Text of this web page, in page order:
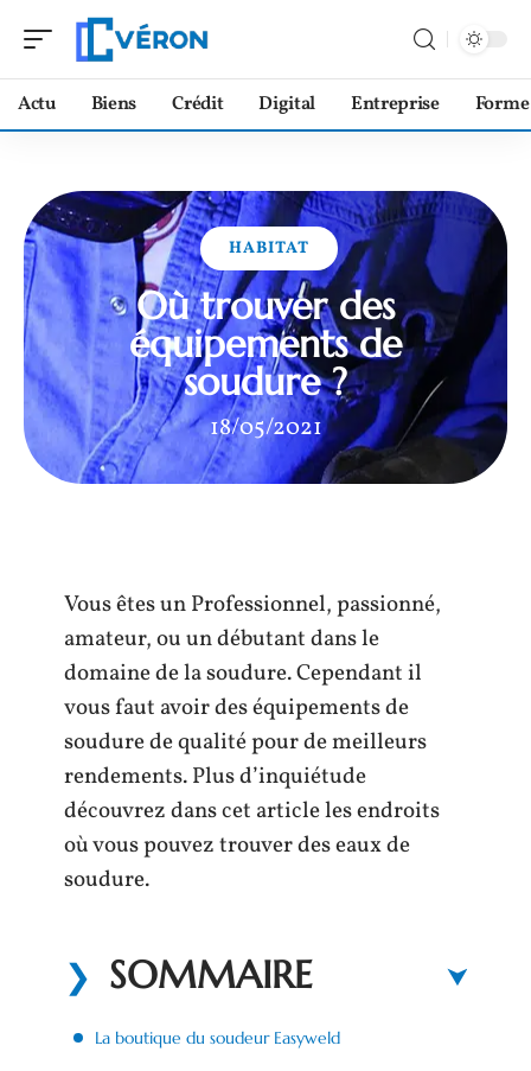
Actu Biens Crédit Digital Entreprise Forme
HABITAT
Où trouver des
équipements de
soudure ?
18/05/2021
Vous êtes un Professionnel, passionné,
amateur, ou un débutant dans le
domaine de la soudure. Cependant il
vous faut avoir des équipements de
soudure de qualité pour de meilleurs
rendements. Plus d’inquiétude
découvrez dans cet article les endroits
où vous pouvez trouver des eaux de
soudure.
SOMMAIRE
La boutique du soudeur Easyweld